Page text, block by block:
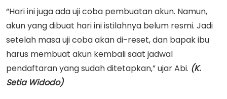
“Hari ini juga ada uji coba pembuatan akun. Namun,
akun yang dibuat hari ini istilahnya belum resmi. Jadi
setelah masa uji coba akan di-reset, dan bapak ibu
harus membuat akun kembali saat jadwal
pendaftaran yang sudah ditetapkan,” ujar Abi. (K.
Setia Widodo)